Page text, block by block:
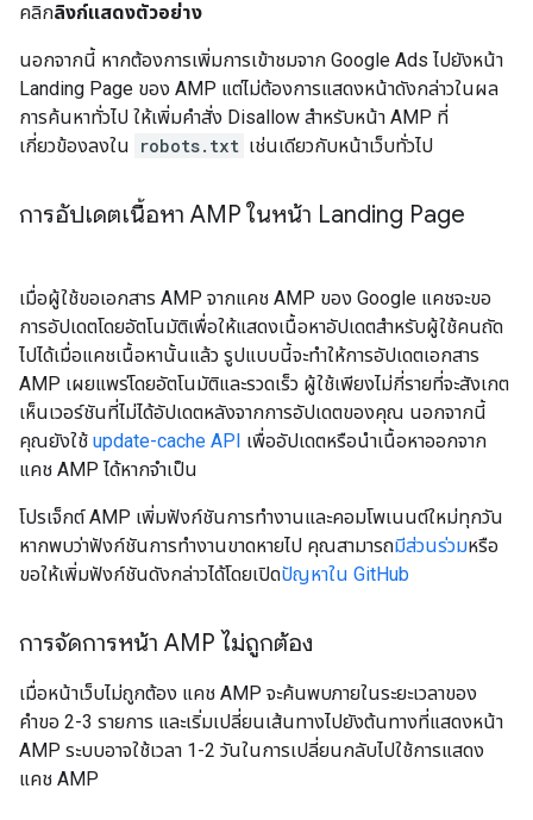
คลิกลิงก์แสดงตัวอย่าง
นอกจากนี้ หากต้องการเพิ่มการเข้าชมจาก Google Ads ไปยังหน้า
Landing Page ของ AMP แต่ไม่ต้องการแสดงหน้าดังกล่าวในผล
การค้นหาทั่วไป ให้เพิ่มคําสั่ง Disallow สําหรับหน้า AMP ที่
เกี่ยวข้องลงใน robots.txt เช่นเดียวกับหน้าเว็บทั่วไป
การอัปเดตเนื้อหา AMP ในหน้า Landing Page
เมื่อผู้ใช้ขอเอกสาร AMP จากแคช AMP ของ Google แคชจะขอ
การอัปเดตโดยอัตโนมัติเพื่อให้แสดงเนื้อหาอัปเดตสำหรับผู้ใช้คนถัด
ไปได้เมื่อแคชเนื้อหานั้นแล้ว รูปแบบนี้จะทำให้การอัปเดตเอกสาร
AMP เผยแพร่โดยอัตโนมัติและรวดเร็ว ผู้ใช้เพียงไม่กี่รายที่จะสังเกต
เห็นเวอร์ชันที่ไม่ได้อัปเดตหลังจากการอัปเดตของคุณ นอกจากนี้
คุณยังใช้ update-cache API เพื่ออัปเดตหรือนำเนื้อหาออกจาก
แคช AMP ได้หากจําเป็น
โปรเจ็กต์ AMP เพิ่มฟังก์ชันการทำงานและคอมโพเนนต์ใหม่ทุกวัน
หากพบว่าฟังก์ชันการทำงานขาดหายไป คุณสามารถมีส่วนร่วมหรือ
ขอให้เพิ่มฟังก์ชันดังกล่าวได้โดยเปิดปัญหาใน GitHub
การจัดการหน้า AMP ไม่ถูกต้อง
เมื่อหน้าเว็บไม่ถูกต้อง แคช AMP จะค้นพบภายในระยะเวลาของ
คำขอ 2-3 รายการ และเริ่มเปลี่ยนเส้นทางไปยังต้นทางที่แสดงหน้า
AMP ระบบอาจใช้เวลา 1-2 วันในการเปลี่ยนกลับไปใช้การแสดง
แคช AMP